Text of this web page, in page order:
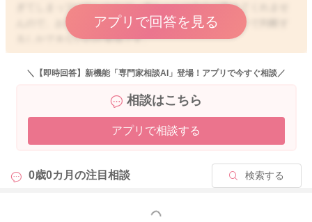
ぎてしまっていないかなど、赤ちゃんは自分で教えてくれませ
んので、お子さんの体重増加など発育状況で、後追いで判断す
るしかできないのが実情です。
今の哺乳パターンが赤ちゃんの発育に寄与しているかを、客観
具体的には、生まれてきてから体重が1日あたり20-50g程度で発
育してきたか？がポイントになります。
産後の女性の身体のメカニズムとして、おっぱいは吸われれ
そのため、赤ちゃんは自分が健やかに成長するために、おっぱ
アプリで回答を見る
＼【即時回答】新機能「専門家相談AI」登場！アプリで今すぐ相談／
相談はこちら
アプリで相談する
0歳0カ月の注目相談 検索する
もっと見る